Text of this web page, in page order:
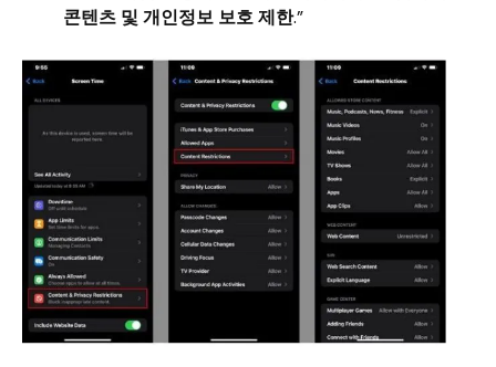
콘텐츠 및 개인정보 보호 제한.”